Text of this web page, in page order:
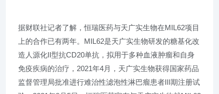
据财联社记者了解，恒瑞医药与天广实生物在MIL62项目
上的合作已有两年。MIL62是天广实生物研发的糖基化改
造人源化II型抗CD20单抗，拟用于多种血液肿瘤和自身
免疫疾病的治疗，2021年4月，天广实生物获得国家药品
监督管理局批准进行难治性滤泡性淋巴瘤患者III期注册试